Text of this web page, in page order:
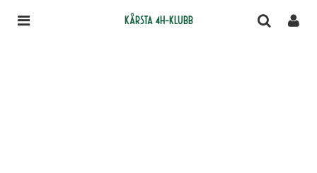
Kårsta 4H-klubb